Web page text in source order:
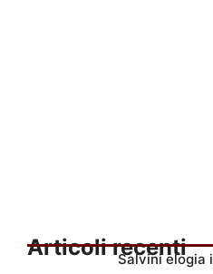
Articoli recenti
Salvini elogia i